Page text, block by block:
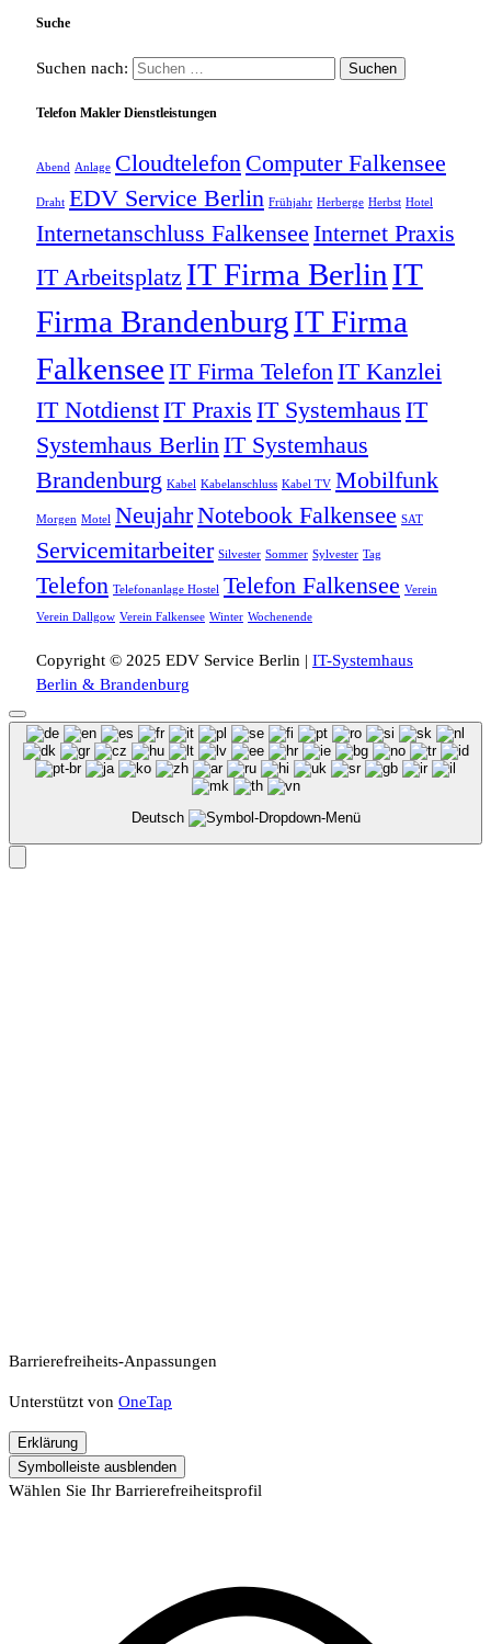
Suche
Suchen nach:
Telefon Makler Dienstleistungen
Abend Anlage Cloudtelefon Computer Falkensee
Draht EDV Service Berlin Frühjahr Herberge Herbst Hotel
Internetanschluss Falkensee Internet Praxis
IT Arbeitsplatz IT Firma Berlin IT
Firma BrandenburgIT Firma
Falkensee IT Firma Telefon IT Kanzlei
IT NotdienstIT Praxis IT Systemhaus IT
Systemhaus Berlin IT Systemhaus
Brandenburg Kabel Kabelanschluss Kabel TV Mobilfunk
Morgen Motel NeujahrNotebook Falkensee SAT
Servicemitarbeiter Silvester Sommer Sylvester Tag
Telefon Telefonanlage Hostel Telefon Falkensee Verein
Verein Dallgow Verein Falkensee Winter Wochenende
Copyright © 2025 EDV Service Berlin | IT-Systemhaus
Berlin & Brandenburg
Deutsch
Barrierefreiheits-Anpassungen
Unterstützt von OneTap
Erklärung
Symbolleiste ausblenden
Wählen Sie Ihr Barrierefreiheitsprofil